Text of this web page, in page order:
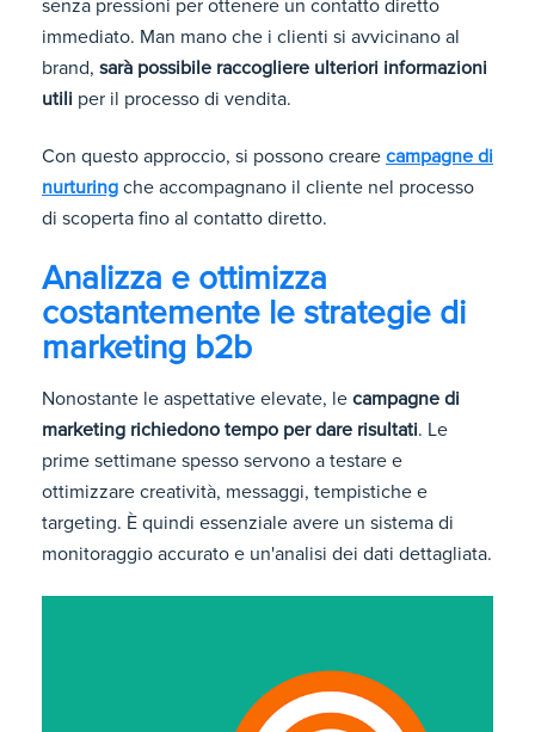
senza pressioni per ottenere un contatto diretto
immediato. Man mano che i clienti si avvicinano al
brand, sarà possibile raccogliere ulteriori informazioni
utili per il processo di vendita.
Con questo approccio, si possono creare campagne di
nurturing che accompagnano il cliente nel processo
di scoperta fino al contatto diretto.
Analizza e ottimizza
costantemente le strategie di
marketing b2b
Nonostante le aspettative elevate, le campagne di
marketing richiedono tempo per dare risultati. Le
prime settimane spesso servono a testare e
ottimizzare creatività, messaggi, tempistiche e
targeting. È quindi essenziale avere un sistema di
monitoraggio accurato e un'analisi dei dati dettagliata.